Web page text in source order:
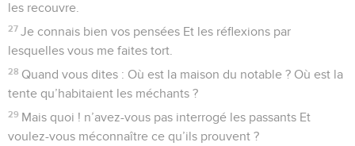
les recouvre.
27 Je connais bien vos pensées Et les réflexions par
lesquelles vous me faites tort.
28 Quand vous dites : Où est la maison du notable ? Où est la
tente qu’habitaient les méchants ?
29 Mais quoi ! n’avez-vous pas interrogé les passants Et
voulez-vous méconnaître ce qu’ils prouvent ?